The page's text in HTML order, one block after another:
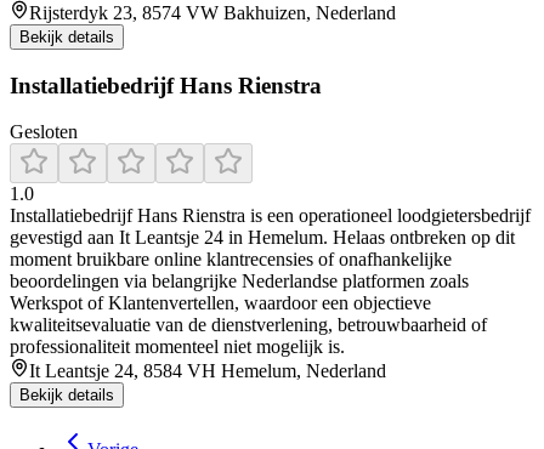
Rijsterdyk 23, 8574 VW Bakhuizen, Nederland
Bekijk details
Installatiebedrijf Hans Rienstra
Gesloten
1.0
Installatiebedrijf Hans Rienstra is een operationeel loodgietersbedrijf
gevestigd aan It Leantsje 24 in Hemelum. Helaas ontbreken op dit
moment bruikbare online klantrecensies of onafhankelijke
beoordelingen via belangrijke Nederlandse platformen zoals
Werkspot of Klantenvertellen, waardoor een objectieve
kwaliteitsevaluatie van de dienstverlening, betrouwbaarheid of
professionaliteit momenteel niet mogelijk is.
It Leantsje 24, 8584 VH Hemelum, Nederland
Bekijk details